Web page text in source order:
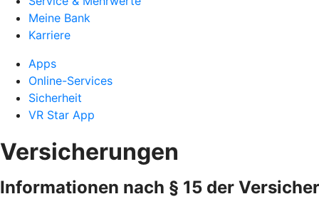
Meine Bank
Karriere
Apps
Online-Services
Sicherheit
VR Star App
Versicherungen
Informationen nach § 15 der